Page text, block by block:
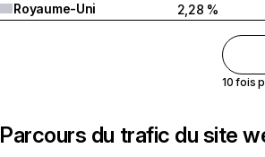
Royaume-Uni
2,28 %
10 fois
Parcours du trafic du site